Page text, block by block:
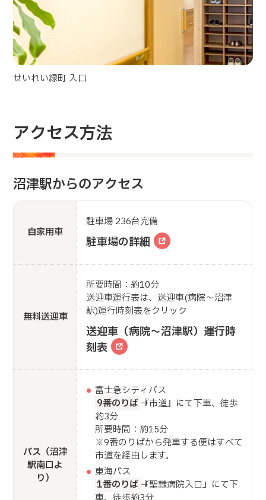
せいれい緑町 入口
アクセス方法
沼津駅からのアクセス
自家用車
駐車場 236台完備
駐車場の詳細
無料送迎車
所要時間：約10分
送迎車運行表は、送迎車(病院～沼津
駅)運行時刻表をクリック
送迎車（病院～沼津駅）運行時
刻表
バス（沼津
駅南口よ
り）
富士急シティバス
9番のりば →『市道』にて下車、徒歩
約3分
所要時間：約15分
※9番のりばから発車する便はすべて
市道を経由します。
東海バス
1番のりば →『聖隷病院入口』にて下